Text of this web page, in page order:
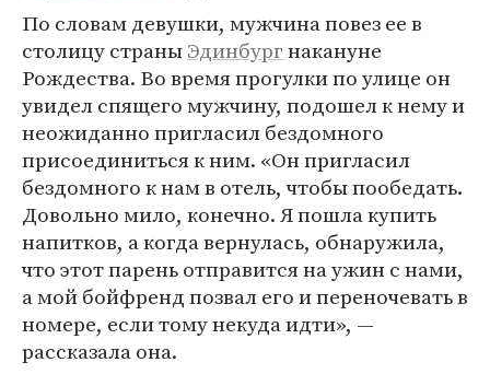
По словам девушки, мужчина повез ее в
столицу страныЭдинбургнакануне
Рождества. Во время прогулки по улице он
увидел спящего мужчину, подошел к нему и
неожиданно пригласил бездомного
присоединиться к ним. «Он пригласил
бездомного к нам в отель, чтобы пообедать.
Довольно мило, конечно. Я пошла купить
напитков, а когда вернулась, обнаружила,
что этот парень отправится на ужин с нами,
а мой бойфренд позвал его и переночевать в
номере, если тому некуда идти», —
рассказала она.